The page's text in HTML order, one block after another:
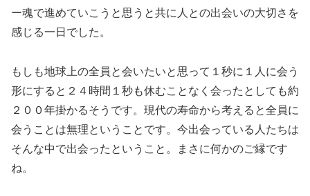
ー魂で進めていこうと思うと共に人との出会いの大切さを
感じる一日でした。
もしも地球上の全員と会いたいと思って１秒に１人に会う
形にすると２４時間１秒も休むことなく会ったとしても約
２００年掛かるそうです。現代の寿命から考えると全員に
会うことは無理ということです。今出会っている人たちは
そんな中で出会ったということ。まさに何かのご縁です
ね。